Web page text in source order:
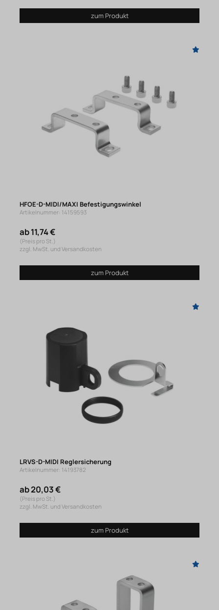
zum Produkt
HFOE-D-MIDI/MAXI Befestigungswinkel
Artikelnummer: 14159593
ab 11,74 €
(Preis pro St.)
zzgl. MwSt. und Versandkosten
zum Produkt
LRVS-D-MIDI Reglersicherung
Artikelnummer: 14193782
ab 20,03 €
(Preis pro St.)
zzgl. MwSt. und Versandkosten
zum Produkt